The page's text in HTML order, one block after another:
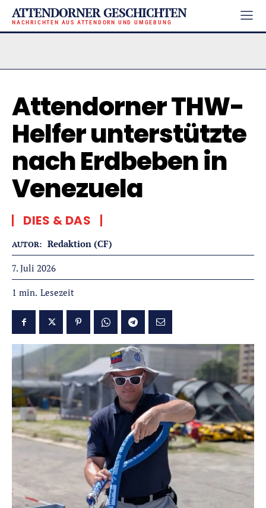
ATTENDORNER GESCHICHTEN
NACHRICHTEN AUS ATTENDORN UND UMGEBUNG
Attendorner THW-
Helfer unterstützte
nach Erdbeben in
Venezuela
DIES & DAS
AUTOR: Redaktion (CF)
7. Juli 2026
1 min. Lesezeit